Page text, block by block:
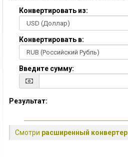
Конвертировать из:
Конвертировать в:
Введите сумму:
Результат:
Смотри расширенный конвертер